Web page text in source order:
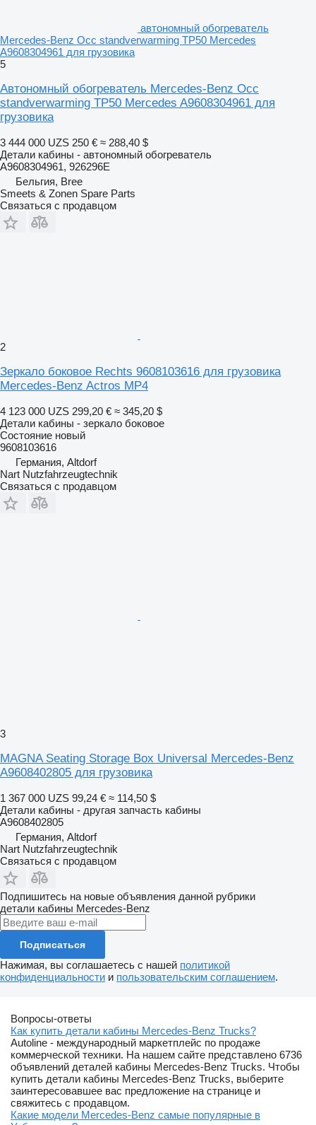
автономный обогреватель
Mercedes-Benz Occ standverwarming TP50 Mercedes
A9608304961 для грузовика
5
Автономный обогреватель Mercedes-Benz Occ
standverwarming TP50 Mercedes A9608304961 для
грузовика
3 444 000 UZS 250 € ≈ 288,40 $
Детали кабины - автономный обогреватель
A9608304961, 926296E
Бельгия, Bree
Smeets & Zonen Spare Parts
Связаться с продавцом
2
Зеркало боковое Rechts 9608103616 для грузовика
Mercedes-Benz Actros MP4
4 123 000 UZS 299,20 € ≈ 345,20 $
Детали кабины - зеркало боковое
Состояние новый
9608103616
Германия, Altdorf
Nart Nutzfahrzeugtechnik
Связаться с продавцом
3
MAGNA Seating Storage Box Universal Mercedes-Benz
A9608402805 для грузовика
1 367 000 UZS 99,24 € ≈ 114,50 $
Детали кабины - другая запчасть кабины
A9608402805
Германия, Altdorf
Nart Nutzfahrzeugtechnik
Связаться с продавцом
Подпишитесь на новые объявления данной рубрики
детали кабины Mercedes-Benz
Подписаться
Нажимая, вы соглашаетесь с нашей политикой
конфиденциальности и пользовательским соглашением.
Вопросы-ответы
Как купить детали кабины Mercedes-Benz Trucks?
Autoline - международный маркетплейс по продаже
коммерческой техники. На нашем сайте представлено 6736
объявлений деталей кабины Mercedes-Benz Trucks. Чтобы
купить детали кабины Mercedes-Benz Trucks, выберите
заинтересовавшее вас предложение на странице и
свяжитесь с продавцом.
Какие модели Mercedes-Benz самые популярные в